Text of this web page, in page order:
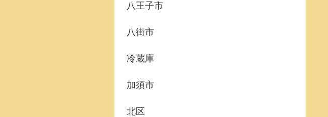
八王子市
八街市
冷蔵庫
加須市
北区